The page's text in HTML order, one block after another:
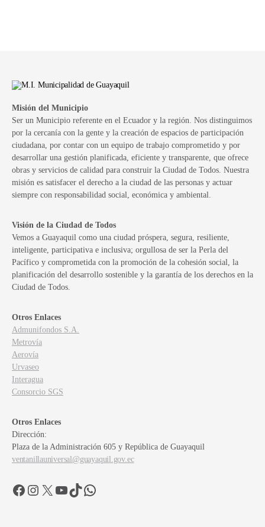
Misión del Municipio
Ser un Municipio referente en el Ecuador y la región. Nos distinguimos
por la cercanía con la gente y la creación de espacios de participación
ciudadana, por contar con un equipo de trabajo comprometido y por
desarrollar una gestión planificada, eficiente y transparente, que ofrece
obras y servicios de calidad para construir la Ciudad de Todos. Nuestra
misión es satisfacer el derecho a la ciudad de las personas y actuar
siempre con responsabilidad social, económica y ambiental.
Visión de la Ciudad de Todos
Vemos a Guayaquil como una ciudad próspera, segura, resiliente,
inteligente, participativa e inclusiva; orgullosa de ser la Perla del
Pacífico y comprometida con la promoción de la cohesión social, la
planificación del desarrollo sostenible y la garantía de los derechos en la
Ciudad de Todos.
Otros Enlaces
Admunifondos S.A.
Metrovía
Aerovía
Urvaseo
Interagua
Consorcio SGS
Otros Enlaces
Dirección:
Plaza de la Administración 605 y República de Guayaquil
ventanillauniversal@guayaquil.gov.ec
FacebookInstagram
X YouTube
TikTokWhatsApp